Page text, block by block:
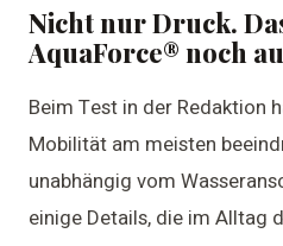
Nicht nur Druck.
AquaForce® noch
Beim Test in der Redaktion
Mobilität am meisten
unabhängig vom
einige Details, die im Alltag